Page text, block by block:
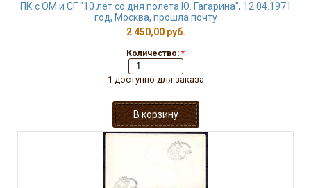
ПК с ОМ и СГ "10 лет со дня полета Ю. Гагарина", 12.04.1971
год, Москва, прошла почту
2 450,00 руб.
Количество: *
1 доступно для заказа